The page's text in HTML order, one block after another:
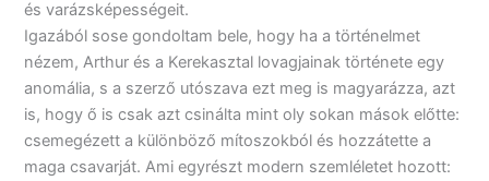
és varázsképességeit.
Igazából sose gondoltam bele, hogy ha a történelmet
nézem, Arthur és a Kerekasztal lovagjainak története egy
anomália, s a szerző utószava ezt meg is magyarázza, azt
is, hogy ő is csak azt csinálta mint oly sokan mások előtte:
csemegézett a különböző mítoszokból és hozzátette a
maga csavarját. Ami egyrészt modern szemléletet hozott: